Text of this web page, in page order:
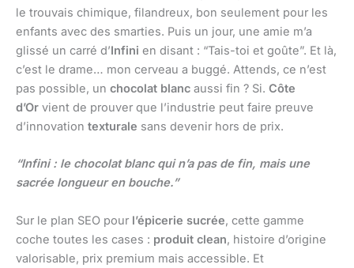
le trouvais chimique, filandreux, bon seulement pour les
enfants avec des smarties. Puis un jour, une amie m’a
glissé un carré d’Infini en disant : “Tais-toi et goûte”. Et là,
c’est le drame… mon cerveau a buggé. Attends, ce n’est
pas possible, un chocolat blanc aussi fin ? Si. Côte
d’Or vient de prouver que l’industrie peut faire preuve
d’innovation texturale sans devenir hors de prix.
“Infini : le chocolat blanc qui n’a pas de fin, mais une
sacrée longueur en bouche.”
Sur le plan SEO pour l’épicerie sucrée, cette gamme
coche toutes les cases : produit clean, histoire d’origine
valorisable, prix premium mais accessible. Et